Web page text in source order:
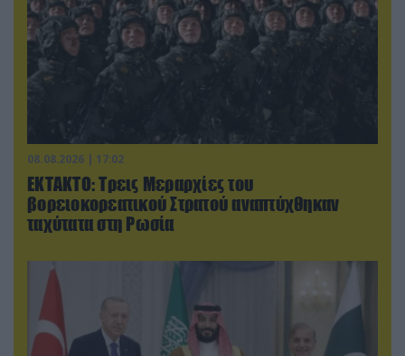
08.08.2026 | 17:02
ΕΚΤΑΚΤΟ: Τρεις Μεραρχίες του
βορειοκορεατικού Στρατού αναπτύχθηκαν
ταχύτατα στη Ρωσία